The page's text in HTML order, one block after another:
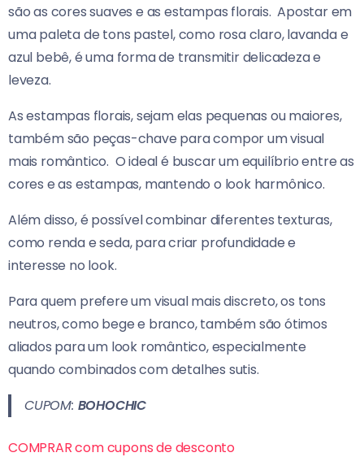
são as cores suaves e as estampas florais. Apostar em
uma paleta de tons pastel, como rosa claro, lavanda e
azul bebê, é uma forma de transmitir delicadeza e
leveza.
As estampas florais, sejam elas pequenas ou maiores,
também são peças-chave para compor um visual
mais romântico. O ideal é buscar um equilíbrio entre as
cores e as estampas, mantendo o look harmônico.
Além disso, é possível combinar diferentes texturas,
como renda e seda, para criar profundidade e
interesse no look.
Para quem prefere um visual mais discreto, os tons
neutros, como bege e branco, também são ótimos
aliados para um look romântico, especialmente
quando combinados com detalhes sutis.
CUPOM: BOHOCHIC
COMPRAR com cupons de desconto